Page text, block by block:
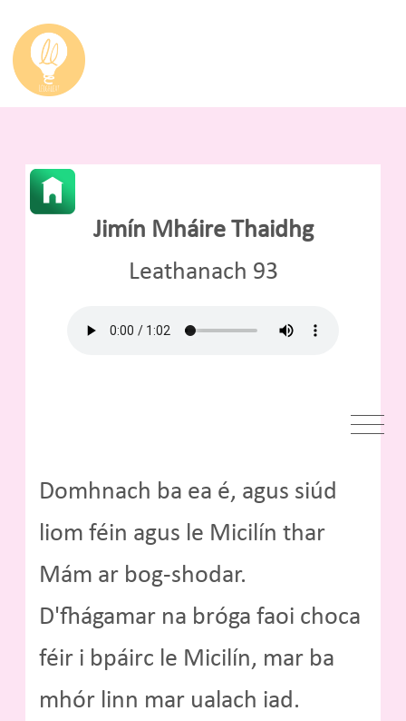
Jimín Mháire Thaidhg
Leathanach 93
Domhnach ba ea é, agus siúd
liom féin agus le Micilín thar
Mám ar bog-shodar.
D'fhágamar na bróga faoi choca
féir i bpáirc le Micilín, mar ba
mhór linn mar ualach iad.